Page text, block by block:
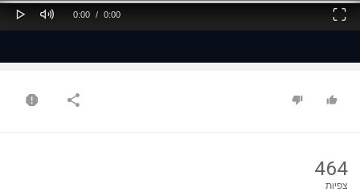
Play Mute
Current
0:00 /
Duration
0:00
Fullscreen
464
צפיות